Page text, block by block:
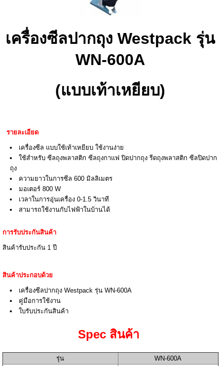
เครื่องซีลปากถุง Westpack รุ่น
WN-600A
(แบบเท้าเหยียบ)
รายละเอียด
เครื่องซีล แบบใช้เท้าเหยียบ ใช้งานง่าย
ใช้สำหรับ ซีลถุงพลาสติก ซีลถุงกาแฟ ปิดปากถุง รีดถุงพลาสติก ซีลปิดปาก
ถุง
ความยาวในการซีล 600 มิลลิเมตร
มอเตอร์ 800 W
เวลาในการอุ่นเครื่อง 0-1.5 วินาที
สามารถใช้งานกับไฟฟ้าในบ้านได้
การรับประกันสินค้า
สินค้ารับประกัน 1 ปี
สินค้าประกอบด้วย
เครื่องซีลปากถุง Westpack รุ่น WN-600A
คู่มือการใช้งาน
ใบรับประกันสินค้า
Spec สินค้า
รุ่น
WN-600A